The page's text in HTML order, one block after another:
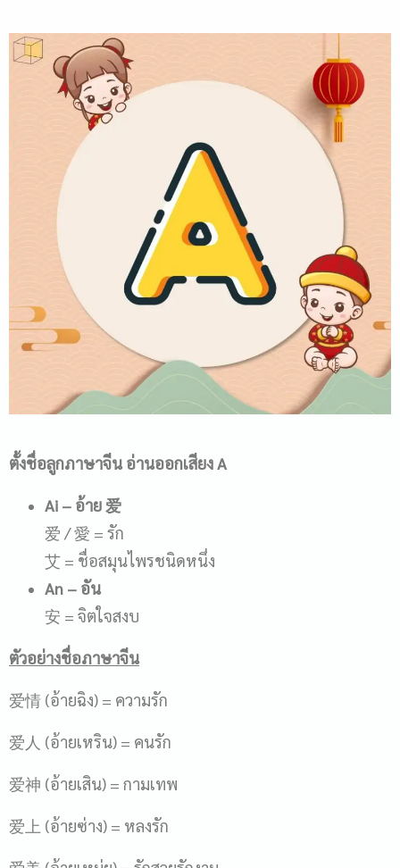
ตั้งชื่อลูกภาษาจีน อ่านออกเสียงA
Ai – อ้าย 爱
爱 / 愛 = รัก
艾 = ชื่อสมุนไพรชนิดหนึ่ง
An – อัน
安 = จิตใจสงบ
ตัวอย่างชื่อภาษาจีน
爱情 (อ้ายฉิง) = ความรัก
爱人 (อ้ายเหริน) = คนรัก
爱神 (อ้ายเสิน) = กามเทพ
爱上 (อ้ายซ่าง) = หลงรัก